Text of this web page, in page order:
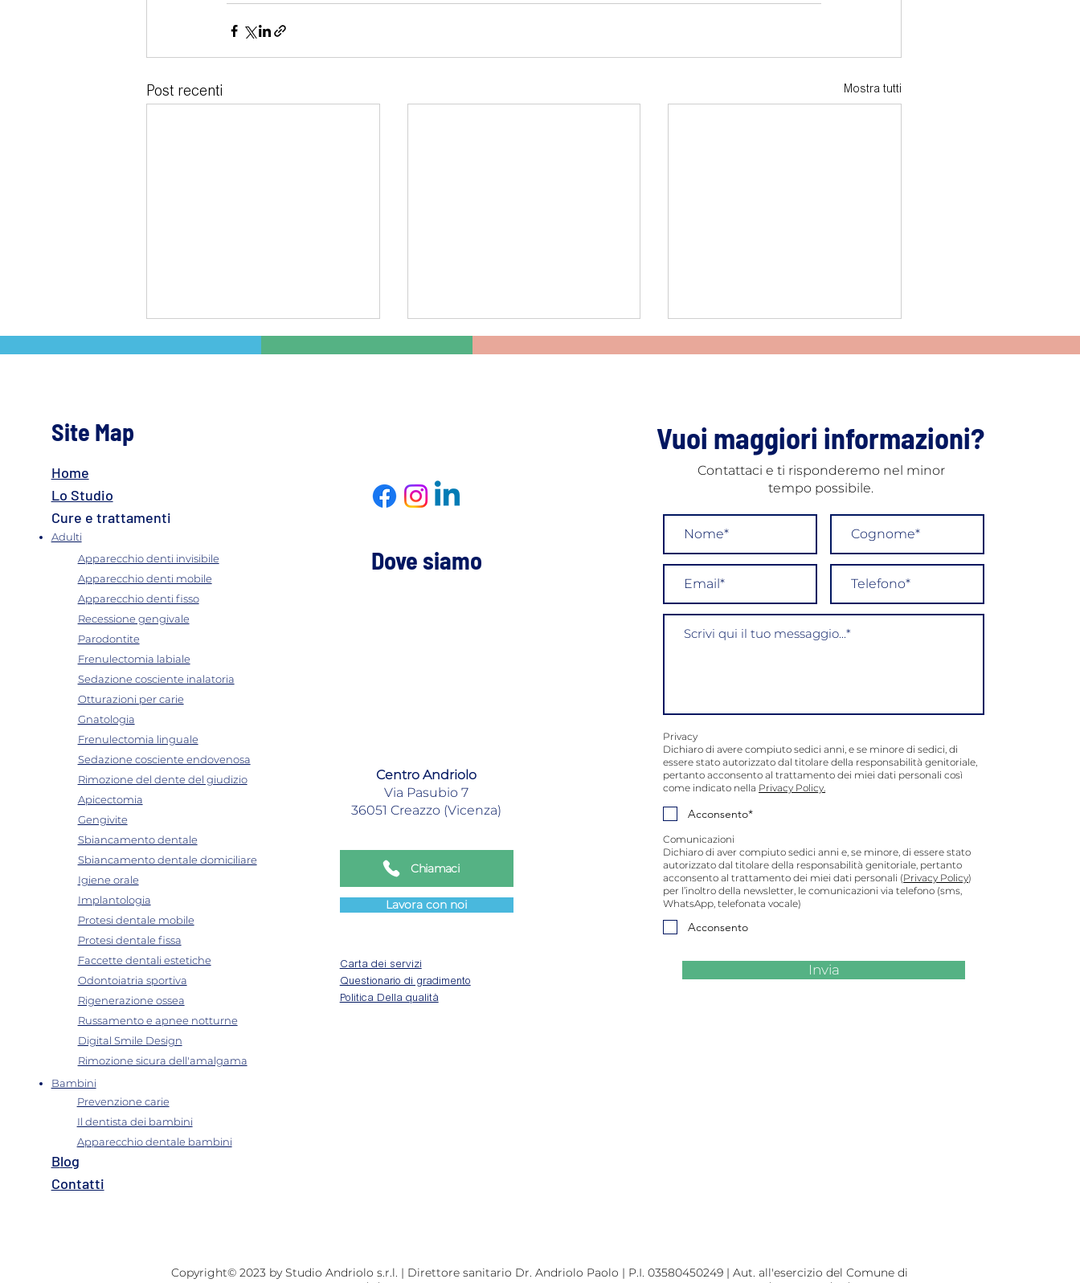
Post recenti Mostra tutti
come valutare l'investimento
Implantologia con chirurgia
guidata: precisione
Site Map
Home
Lo Studio
Cure e trattamenti
Adulti
Apparecchio denti invisibile
Apparecchio denti mobile
Apparecchio denti fisso
Recessione gengivale
Parodontite
Frenulectomia labiale
Sedazione cosciente inalatoria
Otturazioni per carie
Gnatologia
Frenulectomia linguale
Sedazione cosciente endovenosa
Rimozione del dente del giudizio
Apicectomia
Gengivite
Sbiancamento dentale
Sbiancamento dentale domiciliare
Igiene orale
Implantologia
Protesi dentale mobile
Protesi dentale fissa
Faccette dentali estetiche
Odontoiatria sportiva
Rigenerazione ossea
Russamento e apnee notturne
Digital Smile Design
Rimozione sicura dell'amalgama
Bambini
Prevenzione carie
Il dentista dei bambini
Apparecchio dentale bambini
Blog
Contatti​
Dove siamo
Centro Andriolo
Via Pasubio 7
36051 Creazzo (Vicenza)
Chiamaci
Lavora con noi
Carta dei servizi
Questionario di gradimento
Politica Della qualità
Vuoi maggiori informazioni?
Contattaci e ti risponderemo nel minor
tempo possibile.
Privacy
Dichiaro di avere compiuto sedici anni, e se minore di sedici, di
essere stato autorizzato dal titolare della responsabilità genitoriale,
pertanto acconsento al trattamento dei miei dati personali così
come indicato nella Privacy Policy.
Acconsento*
Comunicazioni
Dichiaro di aver compiuto sedici anni e, se minore, di essere stato
autorizzato dal titolare della responsabilità genitoriale, pertanto
acconsento al trattamento dei miei dati personali (Privacy Policy)
per l’inoltro della newsletter, le comunicazioni via telefono (sms,
WhatsApp, telefonata vocale)
Acconsento
Invia
Copyright© 2023 by Studio Andriolo s.r.l. | Direttore sanitario Dr. Andriolo Paolo | P.I. 03580450249 | Aut. all'esercizio del Comune di